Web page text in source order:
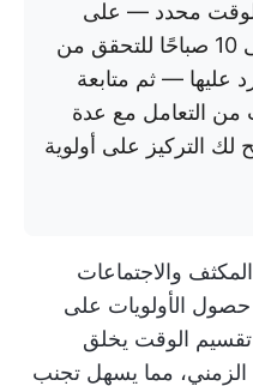
لوقت محدد — على
سبيل المثال من 9 صباحًا إلى 10 صباحًا للتحقق من
عليها — ثم متابعة
من التعامل مع عدة
التركيز على أولوية
والاجتماعات
الأولويات على
تقسيم الوقت يخلق
مما يسهل تجنب